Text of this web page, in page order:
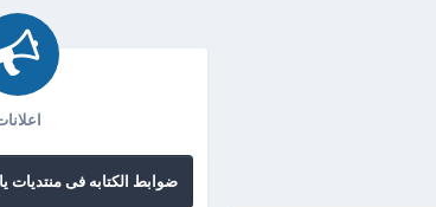
ضوابط الكتابه فى منتديات